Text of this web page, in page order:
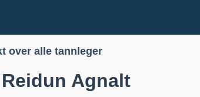
over alle tannleger
Reidun Agnalt